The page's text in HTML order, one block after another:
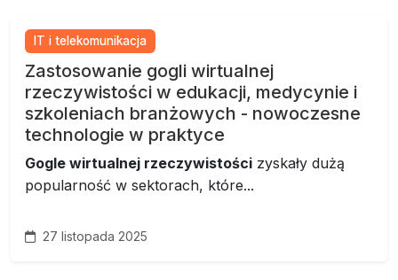
IT i telekomunikacja
Zastosowanie gogli wirtualnej
rzeczywistości w edukacji, medycynie i
szkoleniach branżowych - nowoczesne
technologie w praktyce
Gogle wirtualnej rzeczywistości zyskały dużą
popularność w sektorach, które...
27 listopada 2025